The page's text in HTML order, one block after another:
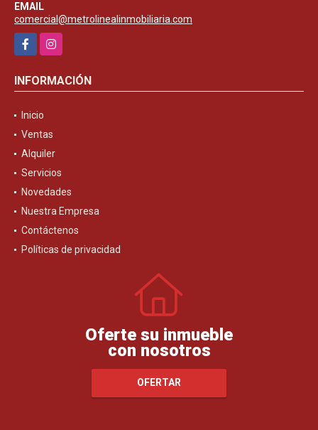
EMAIL
comercial@metrolinealinmobiliaria.com
FacebookInstagram
INFORMACIÓN
Inicio
Ventas
Alquiler
Servicios
Novedades
Nuestra Empresa
Contáctenos
Políticas de privacidad
Oferte su inmueble
con nosotros
OFERTAR